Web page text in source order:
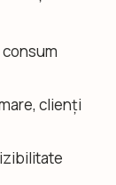
clienți